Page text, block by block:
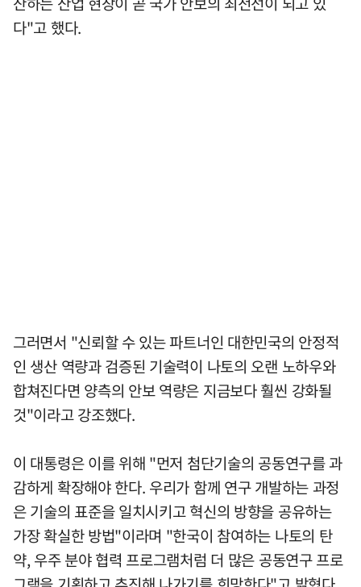
다"고 했다.
그러면서 "신뢰할 수 있는 파트너인 대한민국의 안정적
인 생산 역량과 검증된 기술력이 나토의 오랜 노하우와
합쳐진다면 양측의 안보 역량은 지금보다 훨씬 강화될
것"이라고 강조했다.
이 대통령은 이를 위해 "먼저 첨단기술의 공동연구를 과
감하게 확장해야 한다. 우리가 함께 연구 개발하는 과정
은 기술의 표준을 일치시키고 혁신의 방향을 공유하는
가장 확실한 방법"이라며 "한국이 참여하는 나토의 탄
약, 우주 분야 협력 프로그램처럼 더 많은 공동연구 프로